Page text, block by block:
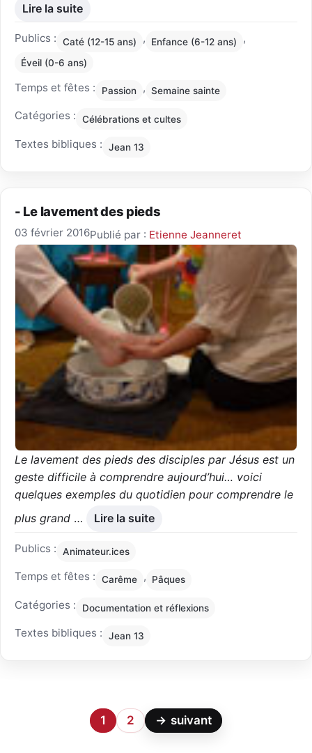
Lire la suite
Publics : Caté (12-15 ans) , Enfance (6-12 ans) ,
Éveil (0-6 ans)
Temps et fêtes : Passion , Semaine sainte
Catégories : Célébrations et cultes
Textes bibliques : Jean 13
- Le lavement des pieds
03 février 2016Publié par : Etienne Jeanneret
Le lavement des pieds des disciples par Jésus est un
geste difficile à comprendre aujourd’hui… voici
quelques exemples du quotidien pour comprendre le
plus grand … Lire la suite
Publics : Animateur.ices
Temps et fêtes : Carême , Pâques
Catégories : Documentation et réflexions
Textes bibliques : Jean 13
1 2 → suivant